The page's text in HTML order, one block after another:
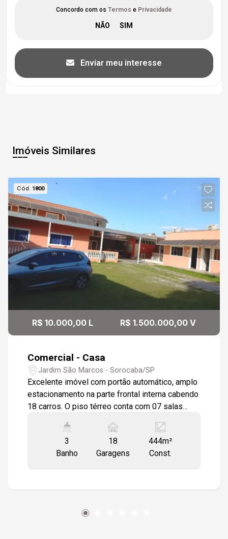
Concordo com os Termos e Privacidade
Enviar meu interesse
Imóveis Similares
Cód. 1800
R$ 10.000,00 L R$ 1.500.000,00 V
Comercial - Casa
Jardim São Marcos - Sorocaba/SP
Excelente imóvel com portão automático, amplo
estacionamento na parte frontal interna cabendo
18 carros. O piso térreo conta com 07 salas
teto, sendo que duas delas tem dois ambientes.
O banheiro masculino tem 02 box e 03
mictórios. Um banheiro tem acessibilidade e
aberto que pode ser usada como cantina no
3
Banho
18
Garagens
444m²
Const.